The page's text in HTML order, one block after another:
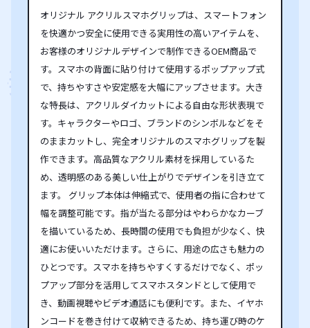
オリジナル アクリルスマホグリップは、スマートフォン
を快適かつ安全に使用できる実用性の高いアイテムを、
お客様のオリジナルデザインで制作できるOEM商品で
す。スマホの背面に貼り付けて使用するポップアップ式
で、持ちやすさや安定感を大幅にアップさせます。大き
な特長は、アクリルダイカットによる自由な形状表現で
す。キャラクターやロゴ、ブランドのシンボルなどをそ
のままカットし、完全オリジナルのスマホグリップを製
作できます。高品質なアクリル素材を採用しているた
め、透明感のある美しい仕上がりでデザインを引き立て
ます。 グリップ本体は伸縮式で、使用者の指に合わせて
幅を調整可能です。指が当たる部分はやわらかなカーブ
を描いているため、長時間の使用でも負担が少なく、快
適にお使いいただけます。さらに、用途の広さも魅力の
ひとつです。スマホを持ちやすくするだけでなく、ポッ
プアップ部分を活用してスマホスタンドとして使用で
き、動画視聴やビデオ通話にも便利です。また、イヤホ
ンコードを巻き付けて収納できるため、持ち運び時のケ